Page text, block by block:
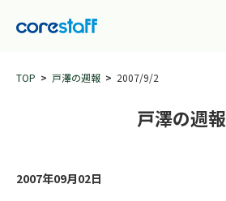
TOP 戸澤の週報 2007/9/2
戸澤の週報
2007年09月02日